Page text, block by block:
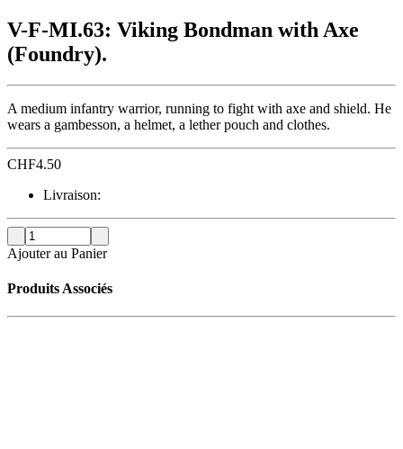
V-F-MI.63: Viking Bondman with Axe
(Foundry).
A medium infantry warrior, running to fight with axe and shield. He
wears a gambesson, a helmet, a lether pouch and clothes.
CHF4.50
Livraison:
Ajouter au Panier
Produits Associés